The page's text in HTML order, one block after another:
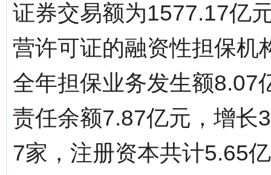
证券交易额为1577.17亿
营许可证的融资性担保机
全年担保业务发生额8.07
责任余额7.87亿元，增长
7家，注册资本共计5.65